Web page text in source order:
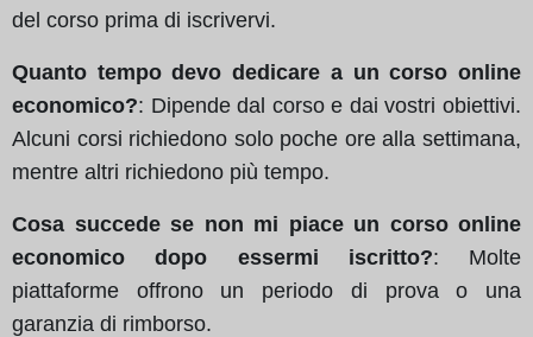
del corso prima di iscrivervi.
Quanto tempo devo dedicare a un corso online
economico?: Dipende dal corso e dai vostri obiettivi.
Alcuni corsi richiedono solo poche ore alla settimana,
mentre altri richiedono più tempo.
Cosa succede se non mi piace un corso online
economico dopo essermi iscritto?: Molte
piattaforme offrono un periodo di prova o una
garanzia di rimborso.